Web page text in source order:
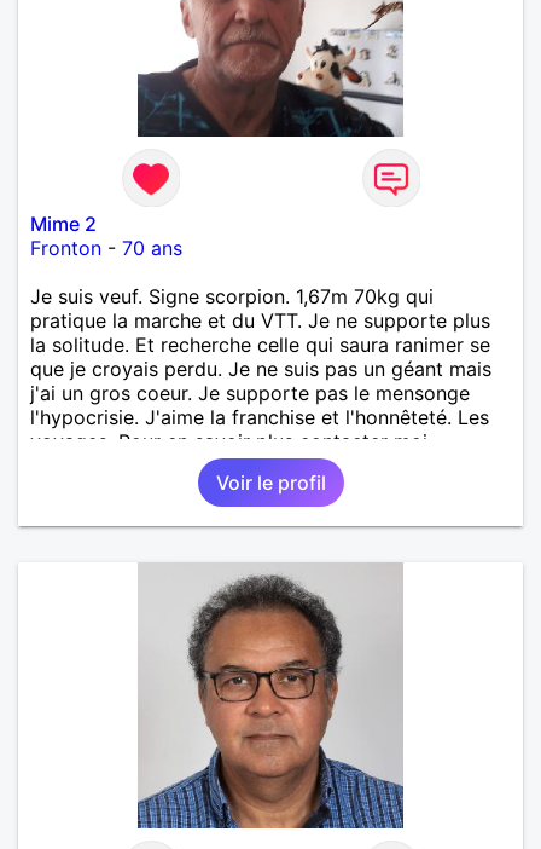
Mime 2
Fronton - 70 ans
Je suis veuf. Signe scorpion. 1,67m 70kg qui
pratique la marche et du VTT. Je ne supporte plus
la solitude. Et recherche celle qui saura ranimer se
que je croyais perdu. Je ne suis pas un géant mais
j'ai un gros coeur. Je supporte pas le mensonge
l'hypocrisie. J'aime la franchise et l'honnêteté. Les
voyages. Pour en savoir plus contacter moi.
Voir le profil